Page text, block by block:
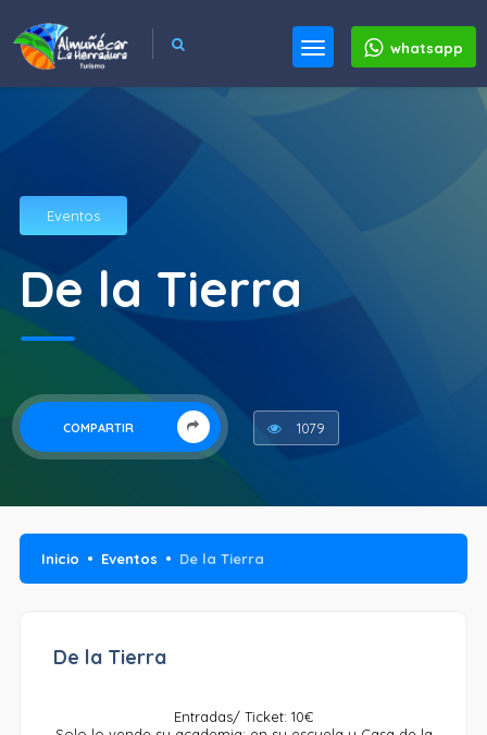
whatsapp
Eventos
De la Tierra
COMPARTIR 1079
Inicio Eventos De la Tierra
De la Tierra
Entradas/ Ticket: 10€